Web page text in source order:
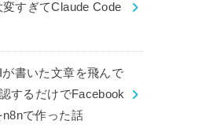
すぎてClaude Code
書いた文章を飛んで
するだけでFacebook
で作った話